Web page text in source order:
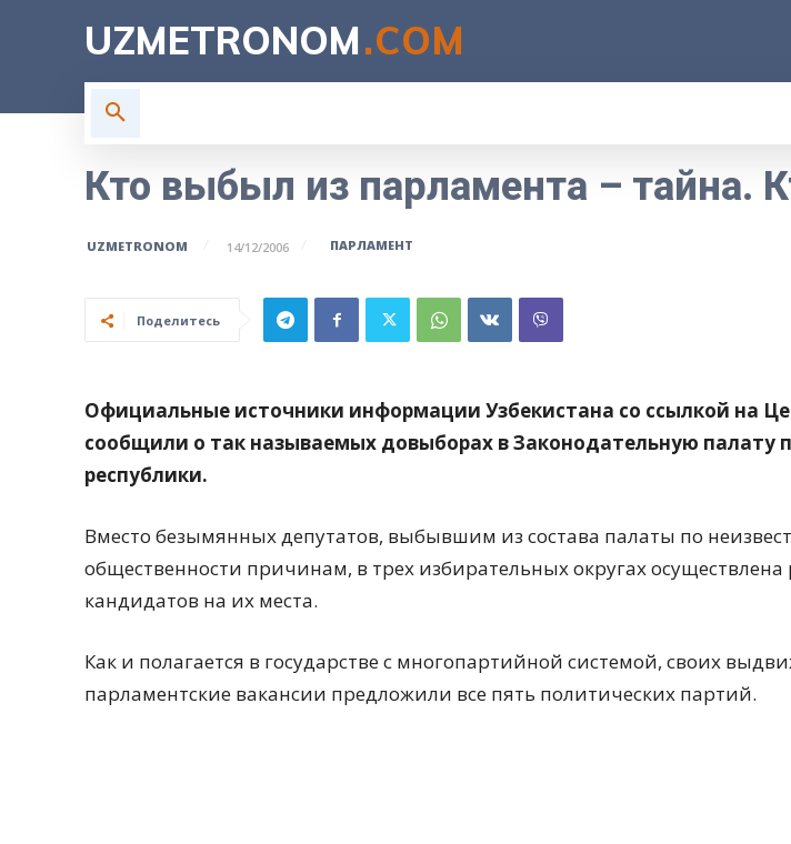
UZMETRONOM.COM
Кто выбыл из парламента – тайна.
UZMETRONOM 14/12/2006 ПАРЛАМЕНТ
Поделитесь
Официальные источники информации Узбекистана со ссылкой на
сообщили о так называемых довыборах в Законодательную палату
республики.
Вместо безымянных депутатов, выбывшим из состава палаты по
общественности причинам, в трех избирательных округах осуществлена
кандидатов на их места.
Как и полагается в государстве с многопартийной системой, своих
парламентские вакансии предложили все пять политических партий.